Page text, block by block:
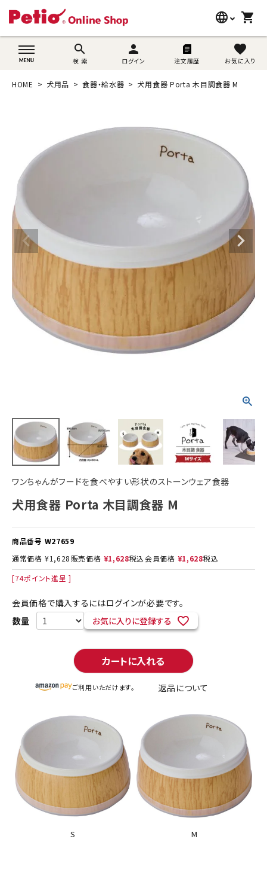
language
wovn-lang-name
shopping_cart
search
検 索
person
ログイン 注文履歴
favorite
お気に入り
search
ブランド別に探す
ご利用案内
ACCOUNT MENU
ようこそ ゲスト 様
ログイン 新規会員登録
HOME 犬用品 食器・給水器 犬用食器 Porta 木目調食器 M
ワンちゃんがフードを食べやすい形状のストーンウェア食器
犬用食器 Porta 木目調食器 M
商品番号 W27659
通常価格 ¥1,628 販売価格 ¥1,628税込会員価格 ¥1,628税込
[74ポイント進呈 ]
会員価格で購入するにはログインが必要です。
お気に入りに登録する
カートに入れる
ご利用いただけます。 返品について
S M